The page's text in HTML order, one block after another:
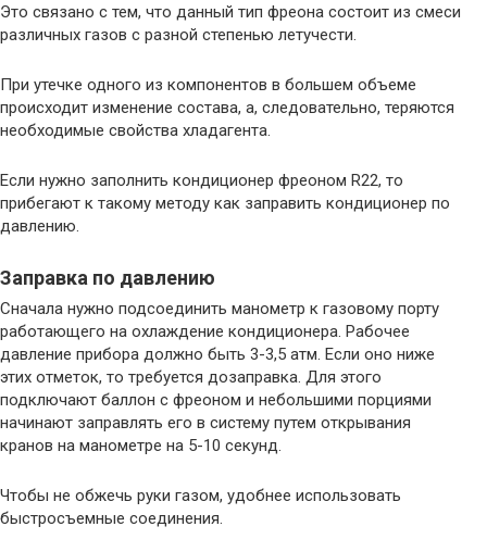
Это связано с тем, что данный тип фреона состоит из смеси
различных газов с разной степенью летучести.
При утечке одного из компонентов в большем объеме
происходит изменение состава, а, следовательно, теряются
необходимые свойства хладагента.
Если нужно заполнить кондиционер фреоном R22, то
прибегают к такому методу как заправить кондиционер по
давлению.
Заправка по давлению
Сначала нужно подсоединить манометр к газовому порту
работающего на охлаждение кондиционера. Рабочее
давление прибора должно быть 3-3,5 атм. Если оно ниже
этих отметок, то требуется дозаправка. Для этого
подключают баллон с фреоном и небольшими порциями
начинают заправлять его в систему путем открывания
кранов на манометре на 5-10 секунд.
Чтобы не обжечь руки газом, удобнее использовать
быстросъемные соединения.